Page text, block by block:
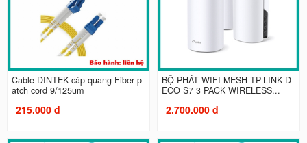
Cable DINTEK cáp quang Fiber p
atch cord 9/125um
215.000 đ
BỘ PHÁT WIFI MESH TP-LINK D
ECO S7 3 PACK WIRELESS...
2.700.000 đ